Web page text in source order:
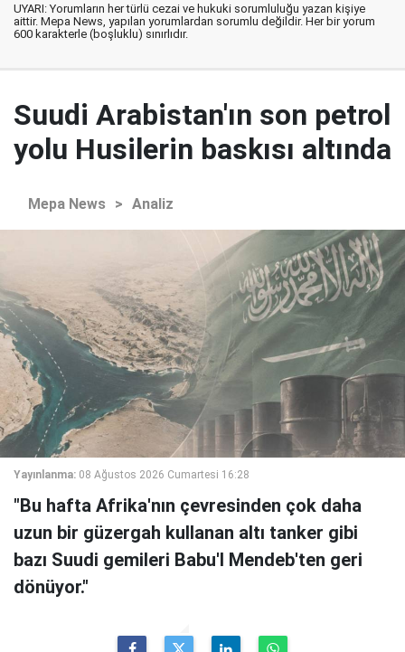
UYARI: Yorumların her türlü cezai ve hukuki sorumluluğu yazan kişiye
aittir. Mepa News, yapılan yorumlardan sorumlu değildir. Her bir yorum
600 karakterle (boşluklu) sınırlıdır.
Suudi Arabistan'ın son petrol
yolu Husilerin baskısı altında
Mepa News > Analiz
Yayınlanma: 08 Ağustos 2026 Cumartesi 16:28
"Bu hafta Afrika'nın çevresinden çok daha
uzun bir güzergah kullanan altı tanker gibi
bazı Suudi gemileri Babu'l Mendeb'ten geri
dönüyor."